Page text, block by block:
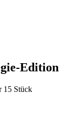
Edition
15 Stück